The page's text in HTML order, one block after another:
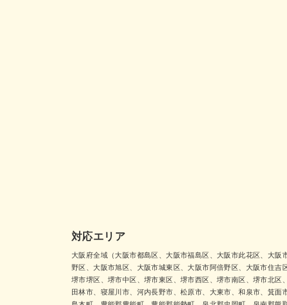
対応エリア
大阪府全域（大阪市都島区、大阪市福島区、大阪市此花区、大
野区、大阪市旭区、大阪市城東区、大阪市阿倍野区、大阪市住
堺市堺区、堺市中区、堺市東区、堺市西区、堺市南区、堺市北
田林市、寝屋川市、河内長野市、松原市、大東市、和泉市、箕